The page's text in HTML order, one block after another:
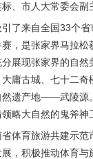
、市人大常委会副
了来自全国33个
，是张家界马拉
展现张家界的自
庸古城、七十二奇
然遗产地——武陵源
略大自然的鬼斧神
体育旅游共建示
，积极推动体育与